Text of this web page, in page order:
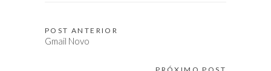
Navegação
POST ANTERIOR
Gmail Novo